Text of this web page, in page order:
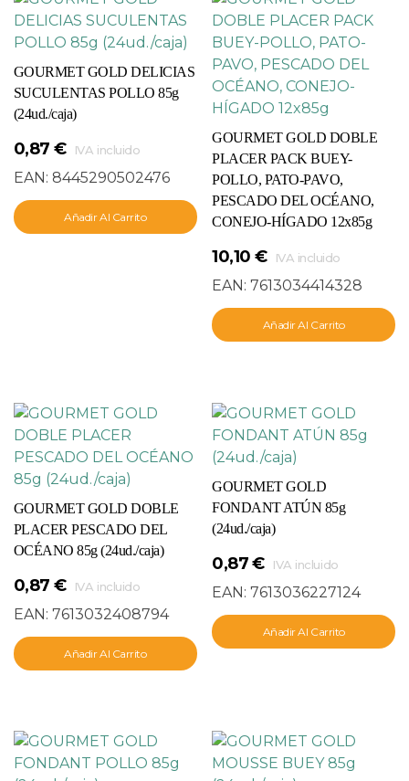
GOURMET GOLD DELICIAS
SUCULENTAS POLLO 85g
(24ud./caja)
0,87 € IVA incluido
EAN: 8445290502476
Añadir Al Carrito
GOURMET GOLD DOBLE
PLACER PACK BUEY-
POLLO, PATO-PAVO,
PESCADO DEL OCÉANO,
CONEJO-HÍGADO 12x85g
10,10 € IVA incluido
EAN:7613034414328
Añadir Al Carrito
GOURMET GOLD DOBLE
PLACER PESCADO DEL
OCÉANO 85g (24ud./caja)
0,87 € IVA incluido
EAN: 7613032408794
Añadir Al Carrito
GOURMET GOLD
FONDANT ATÚN 85g
(24ud./caja)
0,87€ IVA incluido
EAN:7613036227124
Añadir Al Carrito